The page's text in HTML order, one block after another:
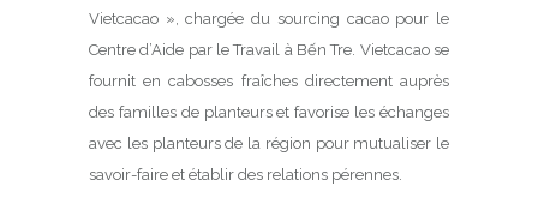
Vietcacao », chargée du sourcing cacao pour le
Centre d’Aide par le Travail à Bến Tre. Vietcacao se
fournit en cabosses fraîches directement auprès
des familles de planteurs et favorise les échanges
avec les planteurs de la région pour mutualiser le
savoir-faire et établir des relations pérennes.